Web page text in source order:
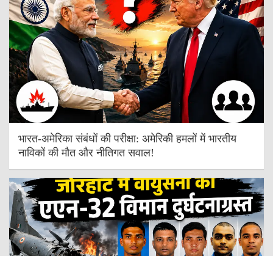
भारत-अमेरिका संबंधों की परीक्षा: अमेरिकी हमलों में भारतीय
नाविकों की मौत और नीतिगत सवाल!